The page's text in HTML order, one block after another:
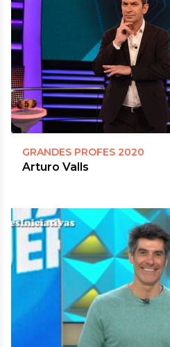
GRANDES PROFES 2020
Arturo Valls